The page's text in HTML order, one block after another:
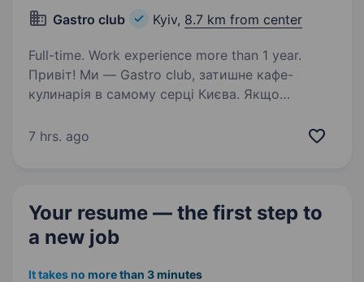
Gastro club
Kyiv, 8.7 km from center
Full-time. Work experience more than 1 year.
Привіт! Ми — Gastro club, затишне кафе-
кулинарія в самому серці Києва. Якщо
та хочеш працювати у дружньому колективі
7 hrs. ago
Your resume — the first step to
a new job
It takes no more than 3 minutes